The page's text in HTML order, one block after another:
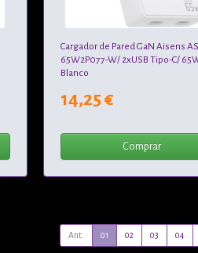
Cargador de Pared GaN Aisens
65W2P077-W/ 2xUSB Tipo-C/
Blanco
14,25 €
Comprar
Ant. 01 02 03 04